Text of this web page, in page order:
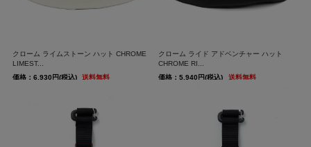
クローム ライムストーン ハット CHROME
LIMEST...
価格：6,930円(税込)
送料無料
クローム ライド アドベンチャー ハット
CHROME RI...
価格：5,940円(税込)
送料無料